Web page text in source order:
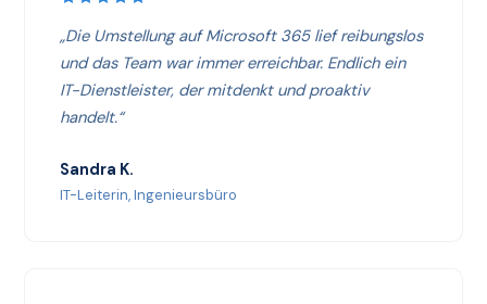
„Die Umstellung auf Microsoft 365 lief reibungslos
und das Team war immer erreichbar. Endlich ein
IT-Dienstleister, der mitdenkt und proaktiv
handelt.“
Sandra K.
IT-Leiterin, Ingenieursbüro